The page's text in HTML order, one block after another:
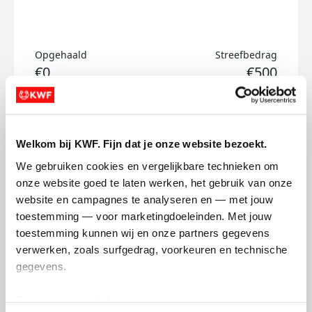
Welkom bij KWF. Fijn dat je onze website bezoekt.
We gebruiken cookies en vergelijkbare technieken om
onze website goed te laten werken, het gebruik van onze
website en campagnes te analyseren en — met jouw
toestemming — voor marketingdoeleinden. Met jouw
toestemming kunnen wij en onze partners gegevens
verwerken, zoals surfgedrag, voorkeuren en technische
gegevens.
Opgehaald
€0
Streefbedrag
€500
Doneer
Femke's badges